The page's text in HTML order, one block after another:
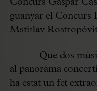
Concurs Gaspar
guanyar el Concurs
Mstislav
Que dos músics
al panorama
ha estat un fet